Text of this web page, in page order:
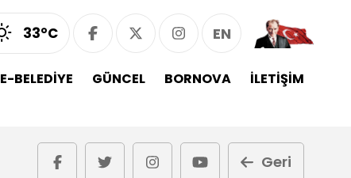
33°C EN
E-BELEDİYE GÜNCEL BORNOVA İLETİŞİM
Geri